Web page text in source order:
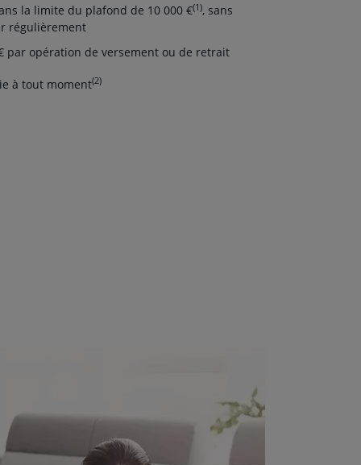
la limite du plafond de 10 000 €(1), sans
régulièrement
par opération de versement ou de retrait
à tout moment(2)